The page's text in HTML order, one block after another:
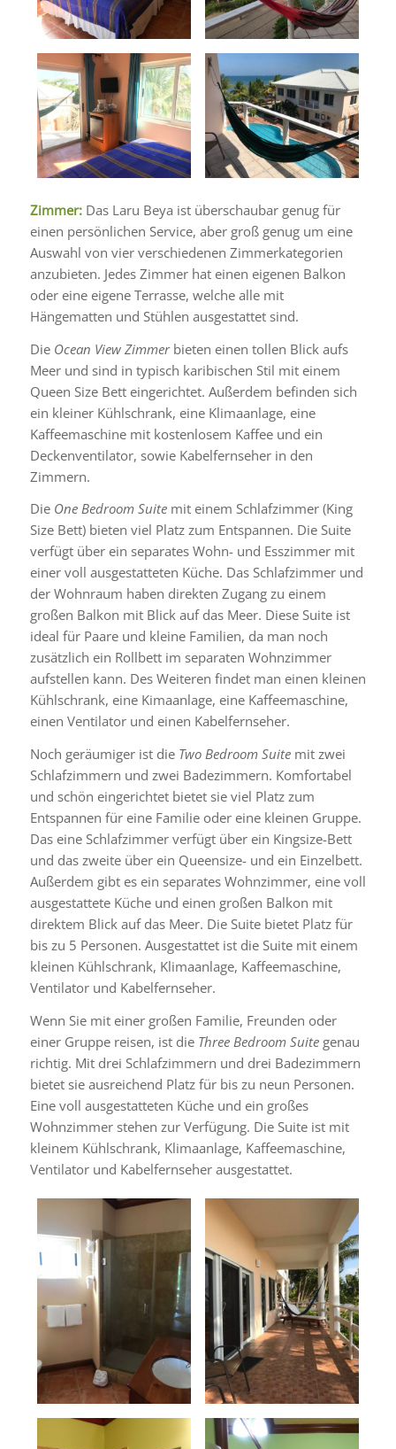
Zimmer: Das Laru Beya ist überschaubar genug für
einen persönlichen Service, aber groß genug um eine
Auswahl von vier verschiedenen Zimmerkategorien
anzubieten. Jedes Zimmer hat einen eigenen Balkon
oder eine eigene Terrasse, welche alle mit
Hängematten und Stühlen ausgestattet sind.
Die Ocean View Zimmerbieten einen tollen Blick aufs
Meer und sind in typisch karibischen Stil mit einem
Queen Size Bett eingerichtet. Außerdem befinden sich
ein kleiner Kühlschrank, eine Klimaanlage, eine
Kaffeemaschine mit kostenlosem Kaffee und ein
Deckenventilator, sowie Kabelfernseher in den
Zimmern.
Die One Bedroom Suitemit einem Schlafzimmer (King
Size Bett) bieten viel Platz zum Entspannen. Die Suite
verfügt über ein separates Wohn- und Esszimmer mit
einer voll ausgestatteten Küche. Das Schlafzimmer und
der Wohnraum haben direkten Zugang zu einem
großen Balkon mit Blick auf das Meer. Diese Suite ist
ideal für Paare und kleine Familien, da man noch
zusätzlich ein Rollbett im separaten Wohnzimmer
aufstellen kann. Des Weiteren findet man einen kleinen
Kühlschrank, eine Kimaanlage, eine Kaffeemaschine,
einen Ventilator und einen Kabelfernseher.
Noch geräumiger ist die Two Bedroom Suitemit zwei
Schlafzimmern und zwei Badezimmern. Komfortabel
und schön eingerichtet bietet sie viel Platz zum
Entspannen für eine Familie oder eine kleinen Gruppe.
Das eine Schlafzimmer verfügt über ein Kingsize-Bett
und das zweite über ein Queensize- und ein Einzelbett.
Außerdem gibt es ein separates Wohnzimmer, eine voll
ausgestattete Küche und einen großen Balkon mit
direktem Blick auf das Meer. Die Suite bietet Platz für
bis zu 5 Personen. Ausgestattet ist die Suite mit einem
kleinen Kühlschrank, Klimaanlage, Kaffeemaschine,
Ventilator und Kabelfernseher.
Wenn Sie mit einer großen Familie, Freunden oder
einer Gruppe reisen, ist die Three Bedroom Suitegenau
richtig. Mit drei Schlafzimmern und drei Badezimmern
bietet sie ausreichend Platz für bis zu neun Personen.
Eine voll ausgestatteten Küche und ein großes
Wohnzimmer stehen zur Verfügung. Die Suite ist mit
kleinem Kühlschrank, Klimaanlage, Kaffeemaschine,
Ventilator und Kabelfernseher ausgestattet.